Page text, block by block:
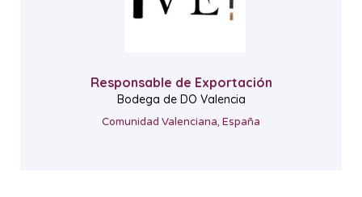
Responsable de Exportación
Bodega de DO Valencia
Comunidad Valenciana, España